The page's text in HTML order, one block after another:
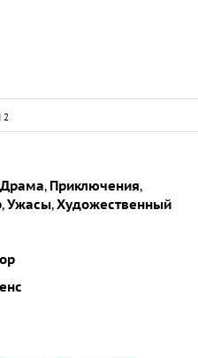
2
Драма, Приключения,
,Ужасы,Художественный